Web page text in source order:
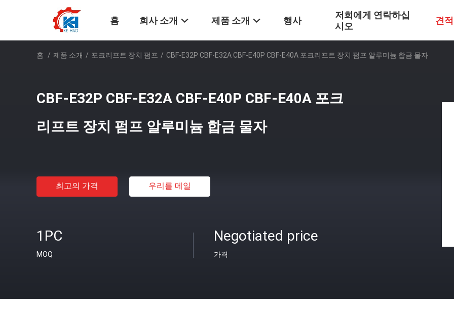
홈 회사 소개 제품 소개 행사
저희에게 연락하십
시오
견
홈 / 제품 소개 / 포크리프트 장치 펌프 / CBF-E32P CBF-E32A CBF-E40P CBF-E40A 포크리프트 장치 펌프 알루미늄 합금 물자
CBF-E32P CBF-E32A CBF-E40P CBF-E40A 포크
리프트 장치 펌프 알루미늄 합금 물자
최고의 가격 우리를 메일
1PC
MOQ
Negotiated price
가격